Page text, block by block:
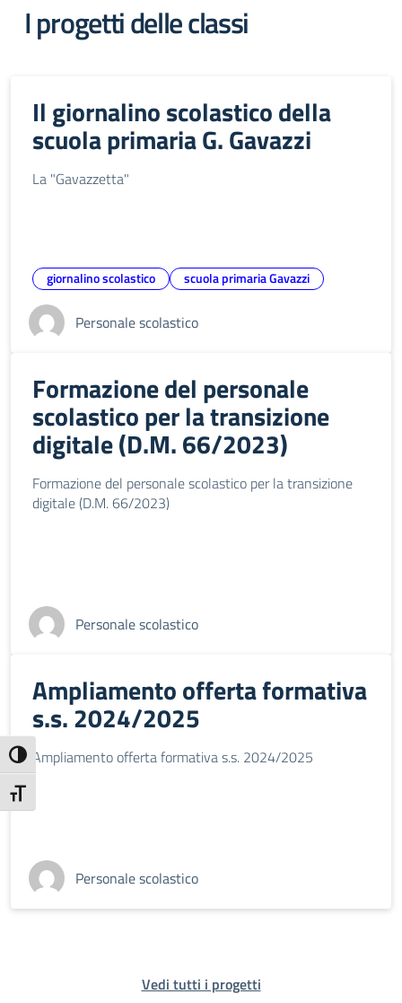
Attiva/disattiva alto contrasto
Attiva/disattiva dimensione testo
I progetti delle classi
Il giornalino scolastico della
scuola primaria G. Gavazzi
La "Gavazzetta"
giornalino scolastico scuola primaria Gavazzi
Personale scolastico
Formazione del personale
scolastico per la transizione
digitale (D.M. 66/2023)
Formazione del personale scolastico per la transizione
digitale (D.M. 66/2023)
Personale scolastico
Ampliamento offerta formativa
s.s. 2024/2025
Ampliamento offerta formativa s.s. 2024/2025
Personale scolastico
Vedi tutti i progetti